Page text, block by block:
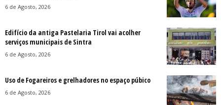
6 de Agosto, 2026
Edifício da antiga Pastelaria Tirol vai acolher
serviços municipais de Sintra
6 de Agosto, 2026
Uso de Fogareiros e grelhadores no espaço púbico
6 de Agosto, 2026